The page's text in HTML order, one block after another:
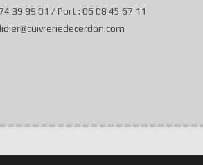
39 99 01 / Port : 06 08 45 67 11